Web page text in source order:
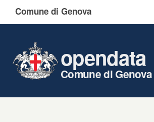
Comune di Genova
opendata
Comune di Genova